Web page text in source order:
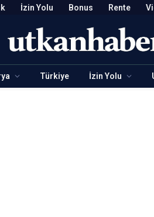
İzin Yolu Bonus Rente
Türkiye İzin Yolu